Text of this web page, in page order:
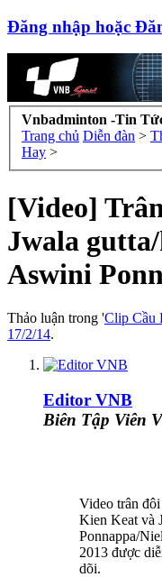
Đăng nhập hoặc
Vnbadminton -Tin
Trang chủ Diễn đàn >
Hay >
[Video]
Jwala
Aswini
Thảo luận trong 'Clip Cầu
17/2/14.
Editor VNB
Biên Tập Viên
Video trân
Kien Keat và
Ponnappa/
2013 được
dõi.